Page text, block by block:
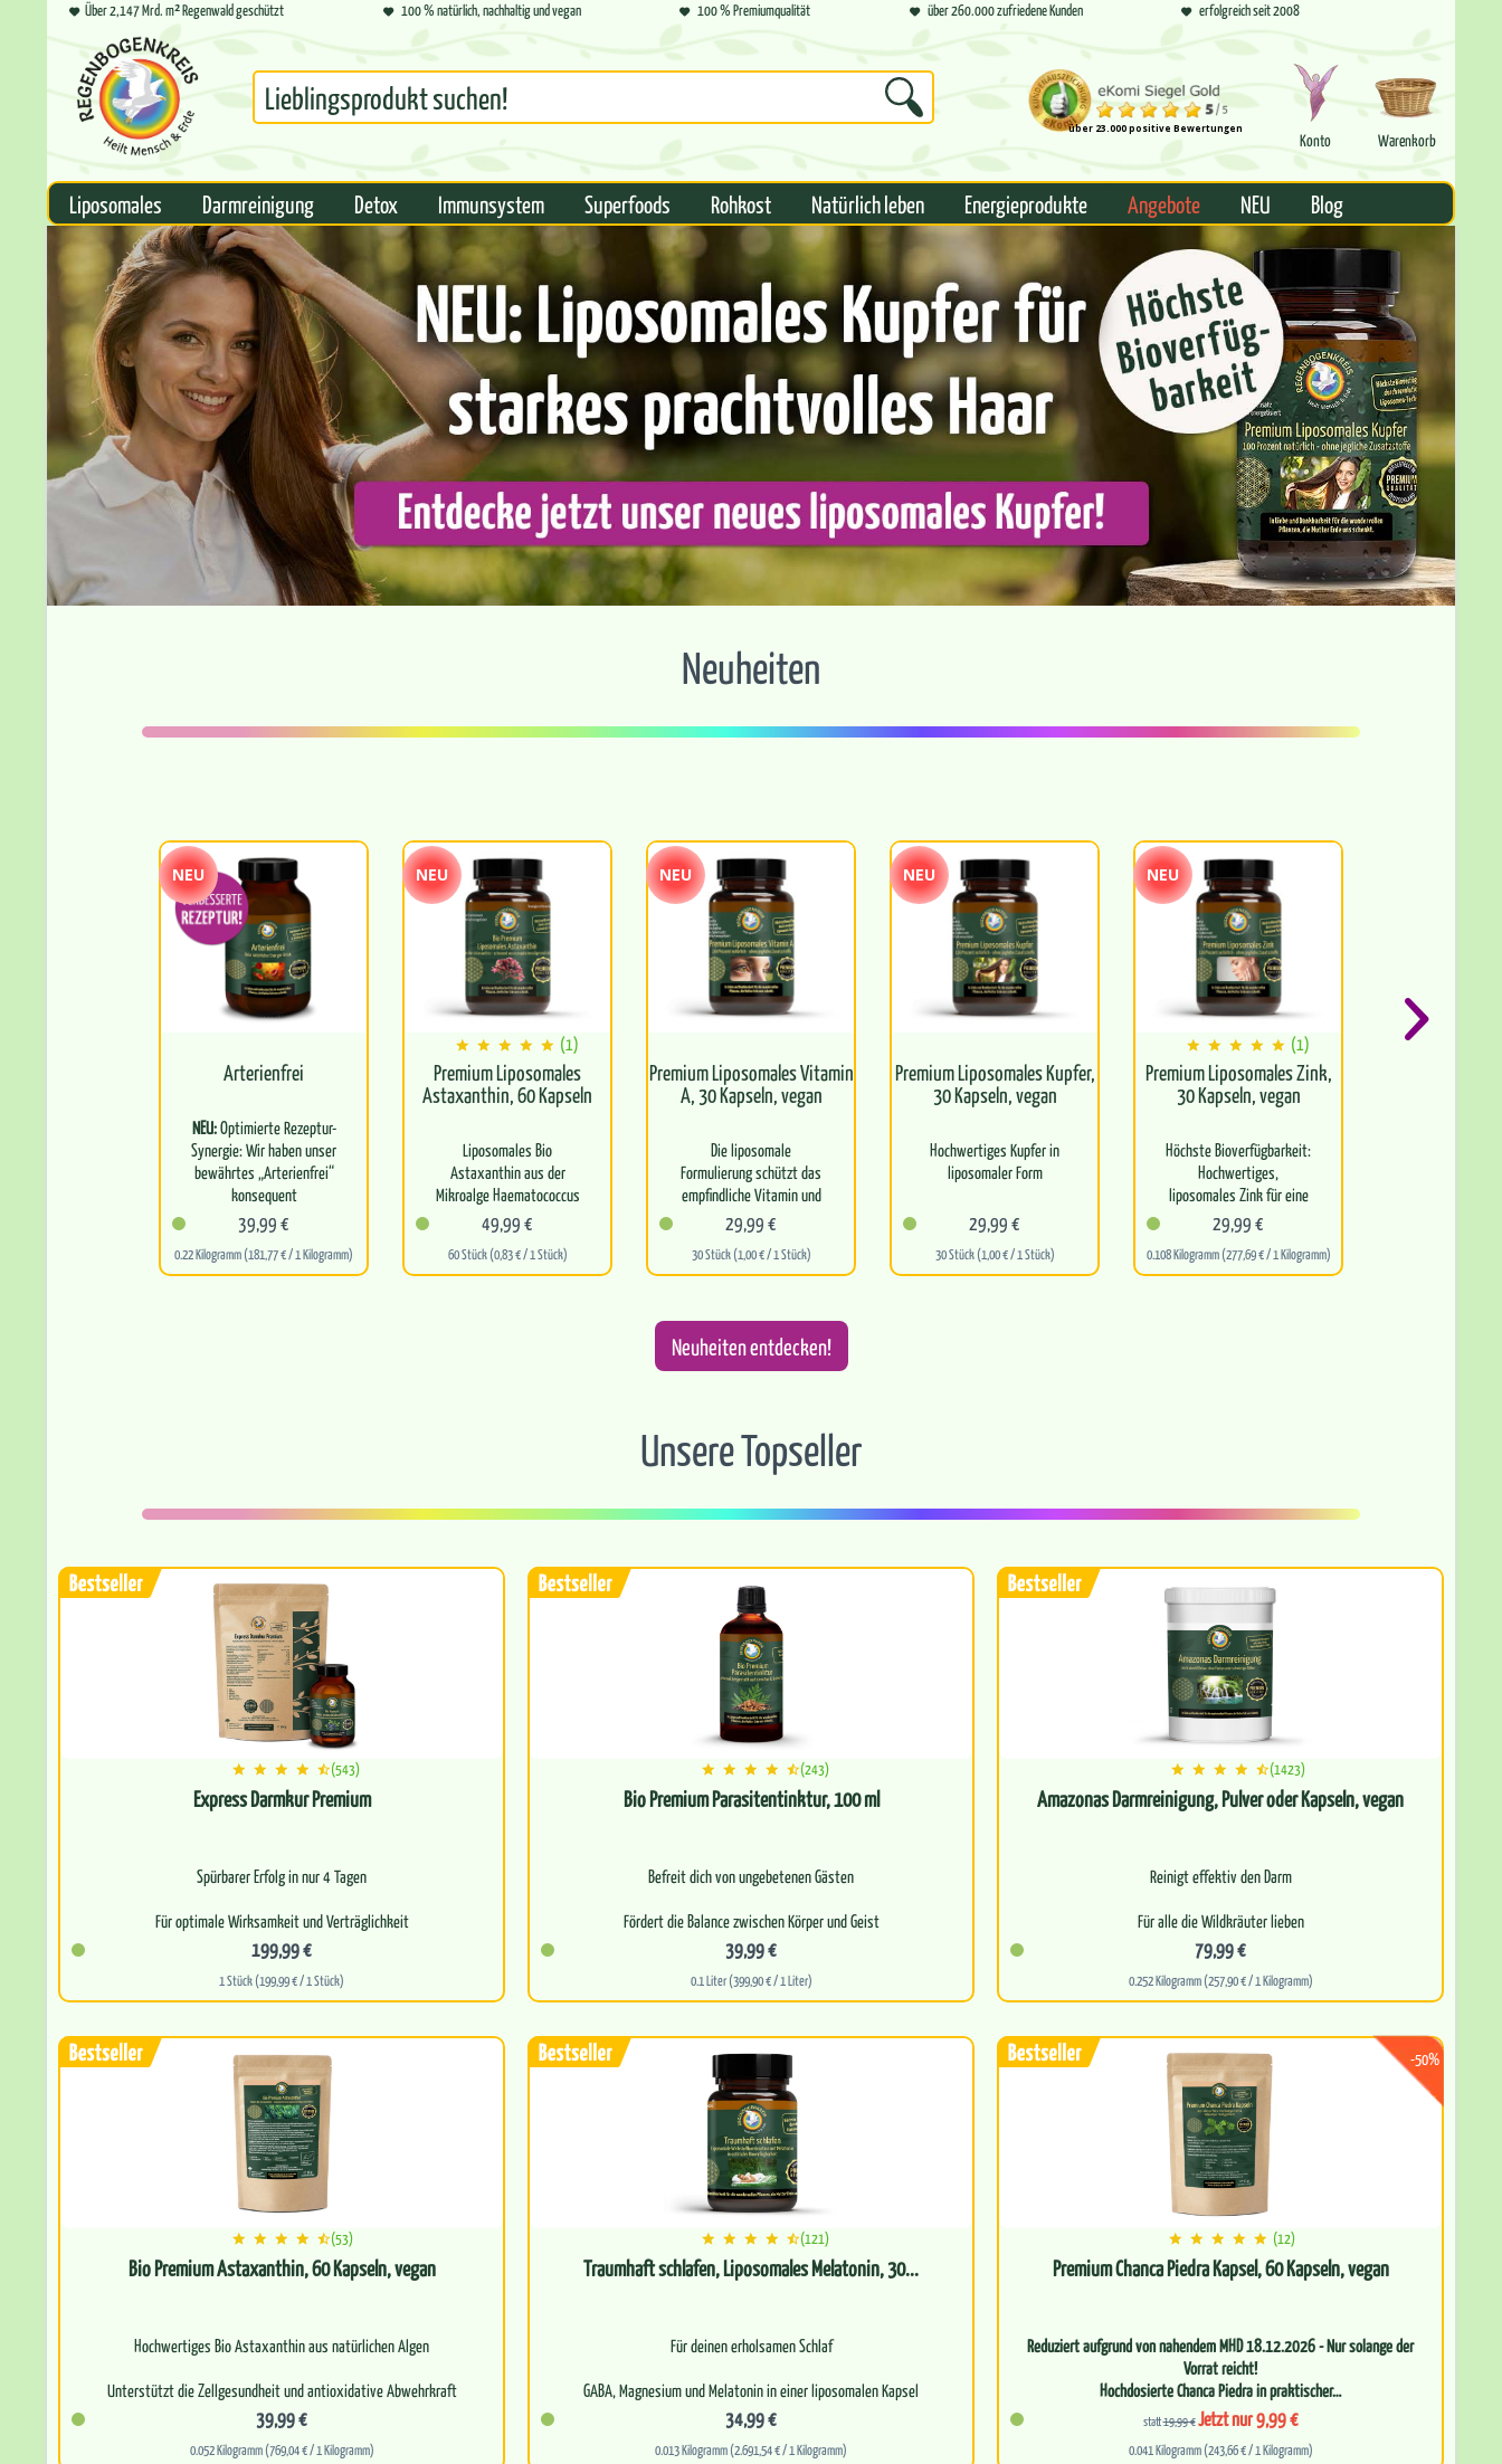
Über 2,147 Mrd. m² Regenwald geschützt 100 % natürlich, nachhaltig und vegan 100 % Premiumqualität über 260.000 zufriedene Kunden erfolgreich seit 2008
über 23.000 positive Bewertungen
Konto Warenkorb
Liposomales Darmreinigung Detox Immunsystem Superfoods Rohkost Natürlich leben Energieprodukte Angebote NEU Blog
Unsere Topseller
(1423)
Amazonas Darmreinigung, Pulver oder Kapseln, vegan
Reinigt effektiv den Darm
Für alle die Wildkräuter lieben
Leitet natürlich Schadstoffe aus
79,99 €
0.252 Kilogramm (257,90 € / 1 Kilogramm)
(543)
Express Darmkur Premium
Spürbarer Erfolg in nur 4 Tagen
Für optimale Wirksamkeit und Verträglichkeit
Bioverfügbarkeit für eine effektive Wirkung
199,99 €
1 Stück (199,99 € / 1 Stück)
(121)
Traumhaft schlafen, Liposomales Melatonin, 30...
Für deinen erholsamen Schlaf
GABA, Magnesium und Melatonin in einer liposomalen Kapsel
Hohe Bioverfügbarkeit
34,99 €
0.013 Kilogramm (2.691,54 € / 1 Kilogramm)
-50%
(12)
Premium Chanca Piedra Kapsel, 60 Kapseln, vegan
Reduziert aufgrund von nahendem MHD 18.12.2026 - Nur solange der
Vorrat reicht!
Hochdosierte Chanca Piedra in praktischer…
statt19,99 €Jetzt nur 9,99 €
0.041 Kilogramm (243,66 € / 1 Kilogramm)
(53)
Bio Premium Astaxanthin, 60 Kapseln, vegan
Hochwertiges Bio Astaxanthin aus natürlichen Algen
Unterstützt die Zellgesundheit und antioxidative Abwehrkraft
Trägt zum…
39,99 €
0.052 Kilogramm (769,04 € / 1 Kilogramm)
(243)
Bio Premium Parasitentinktur, 100 ml
Befreit dich von ungebetenen Gästen
Fördert die Balance zwischen Körper und Geist
Frei von synthetischen Zusätzen
39,99 €
0.1 Liter (399,90 € / 1 Liter)
Neuheiten entdecken!
Neuheiten
NEU
Arterienfrei
NEU:Optimierte Rezeptur-
Synergie: Wir haben unser
bewährtes „Arterienfrei“
konsequent
weiterentwickelt. Die
kraftvolle Basis…
39,99 €
0.22 Kilogramm (181,77 € / 1 Kilogramm)
NEU
(1)
Premium Liposomales
Astaxanthin, 60 Kapseln
Liposomales Bio
Astaxanthin aus der
Mikroalge Haematococcus
pluvialis mit besonders
hoher Bioverfügbarkeit
Trägt zum…
49,99 €
60 Stück (0,83 € / 1 Stück)
NEU
Premium Liposomales Vitamin
A, 30 Kapseln, vegan
Die liposomale
Formulierung schützt das
empfindliche Vitamin und
sorgt für eine
hocheffiziente Aufnahme
im Körper
29,99 €
30 Stück (1,00 € / 1 Stück)
NEU
Premium Liposomales Kupfer,
30 Kapseln, vegan
Hochwertiges Kupfer in
liposomaler Form
Mit Bio-
Sonnenblumenlecithin &
Bio-MCT-Öl aus Kokos
29,99 €
30 Stück (1,00 € / 1 Stück)
NEU
(1)
Premium Liposomales Zink,
30 Kapseln, vegan
Höchste Bioverfügbarkeit:
Hochwertiges,
liposomales Zink für eine
optimale Aufnahme
Schönheit von innen: Das
Spurenelement zum…
29,99 €
0.108 Kilogramm (277,69 € / 1 Kilogramm)